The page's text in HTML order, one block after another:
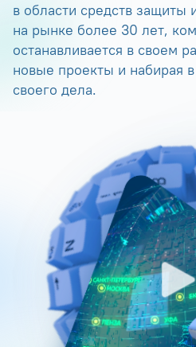
в области средств
на рынке более 30 лет,
останавливается в своем
новые проекты и набирая
своего дела.